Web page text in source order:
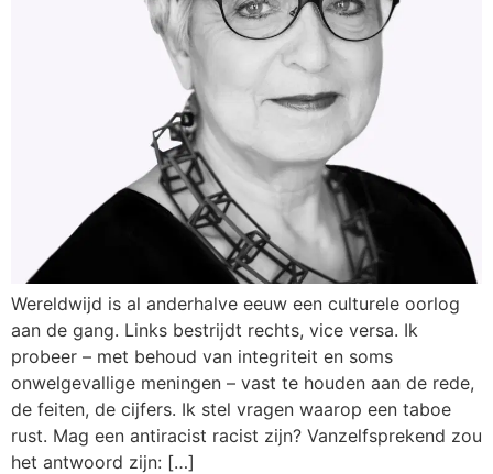
Wereldwijd is al anderhalve eeuw een culturele oorlog
aan de gang. Links bestrijdt rechts, vice versa. Ik
probeer – met behoud van integriteit en soms
onwelgevallige meningen – vast te houden aan de rede,
de feiten, de cijfers. Ik stel vragen waarop een taboe
rust. Mag een antiracist racist zijn? Vanzelfsprekend zou
het antwoord zijn: […]